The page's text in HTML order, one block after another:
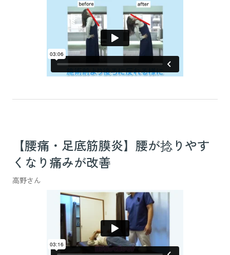
【腰痛・足底筋膜炎】腰が捻りやす
くなり痛みが改善
高野さん